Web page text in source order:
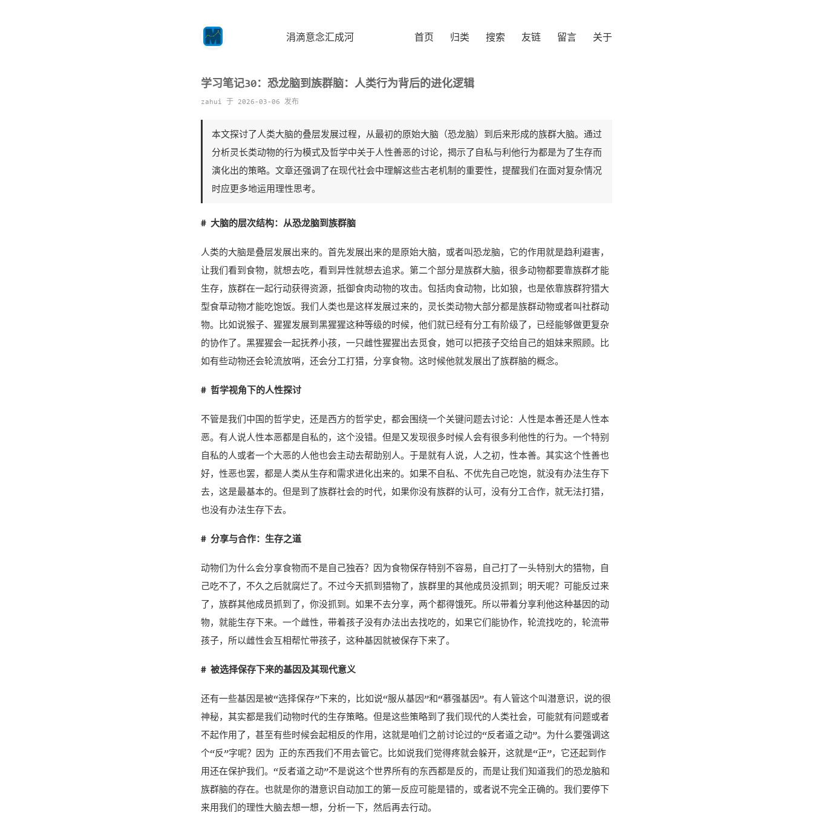
涓滴意念汇成河 首页 归类 搜索 友链 留言 关于
学习笔记30：恐龙脑到族群脑：人类行为背后的进化逻辑
zahui 于 2026-03-06 发布
本文探讨了人类大脑的叠层发展过程，从最初的原始大脑（恐龙脑）到后来形成的族群大脑。通过
分析灵长类动物的行为模式及哲学中关于人性善恶的讨论，揭示了自私与利他行为都是为了生存而
演化出的策略。文章还强调了在现代社会中理解这些古老机制的重要性，提醒我们在面对复杂情况
时应更多地运用理性思考。
# 大脑的层次结构：从恐龙脑到族群脑
人类的大脑是叠层发展出来的。首先发展出来的是原始大脑，或者叫恐龙脑，它的作用就是趋利避害，
让我们看到食物，就想去吃，看到异性就想去追求。第二个部分是族群大脑，很多动物都要靠族群才能
生存，族群在一起行动获得资源，抵御食肉动物的攻击。包括肉食动物，比如狼，也是依靠族群狩猎大
型食草动物才能吃饱饭。我们人类也是这样发展过来的，灵长类动物大部分都是族群动物或者叫社群动
物。比如说猴子、猩猩发展到黑猩猩这种等级的时候，他们就已经有分工有阶级了，已经能够做更复杂
的协作了。黑猩猩会一起抚养小孩，一只雌性猩猩出去觅食，她可以把孩子交给自己的姐妹来照顾。比
如有些动物还会轮流放哨，还会分工打猎，分享食物。这时候他就发展出了族群脑的概念。
# 哲学视角下的人性探讨
不管是我们中国的哲学史，还是西方的哲学史，都会围绕一个关键问题去讨论：人性是本善还是人性本
恶。有人说人性本恶都是自私的，这个没错。但是又发现很多时候人会有很多利他性的行为。一个特别
自私的人或者一个大恶的人他也会主动去帮助别人。于是就有人说，人之初，性本善。其实这个性善也
好，性恶也罢，都是人类从生存和需求进化出来的。如果不自私、不优先自己吃饱，就没有办法生存下
去，这是最基本的。但是到了族群社会的时代，如果你没有族群的认可，没有分工合作，就无法打猎，
也没有办法生存下去。
# 分享与合作：生存之道
动物们为什么会分享食物而不是自己独吞？因为食物保存特别不容易，自己打了一头特别大的猎物，自
己吃不了，不久之后就腐烂了。不过今天抓到猎物了，族群里的其他成员没抓到；明天呢？可能反过来
了，族群其他成员抓到了，你没抓到。如果不去分享，两个都得饿死。所以带着分享利他这种基因的动
物，就能生存下来。一个雌性，带着孩子没有办法出去找吃的，如果它们能协作，轮流找吃的，轮流带
孩子，所以雌性会互相帮忙带孩子，这种基因就被保存下来了。
# 被选择保存下来的基因及其现代意义
还有一些基因是被“选择保存”下来的，比如说“服从基因”和“慕强基因”。有人管这个叫潜意识，说的很
神秘，其实都是我们动物时代的生存策略。但是这些策略到了我们现代的人类社会，可能就有问题或者
不起作用了，甚至有些时候会起相反的作用，这就是咱们之前讨论过的“反者道之动”。为什么要强调这
个“反”字呢？因为 正的东西我们不用去管它。比如说我们觉得疼就会躲开，这就是“正”，它还起到作
用还在保护我们。“反者道之动”不是说这个世界所有的东西都是反的，而是让我们知道我们的恐龙脑和
族群脑的存在。也就是你的潜意识自动加工的第一反应可能是错的，或者说不完全正确的。我们要停下
来用我们的理性大脑去想一想，分析一下，然后再去行动。